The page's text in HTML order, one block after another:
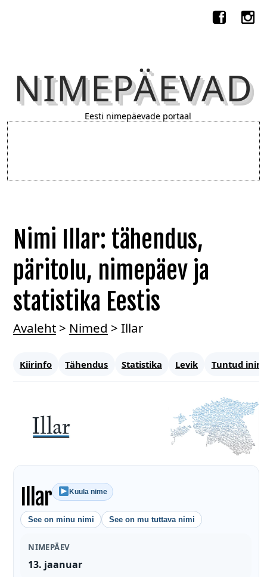
NIMEPÄEVAD
Eesti nimepäevade portaal
Nimi Illar: tähendus,
päritolu, nimepäev ja
statistika Eestis
Avaleht> Nimed > Illar
Kiirinfo Tähendus Statistika Levik Tuntud
Illar Kuula nime
See on minu nimi See on mu tuttava nimi
NIMEPÄEV
13. jaanuar